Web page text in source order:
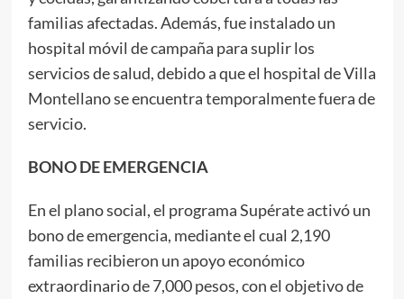
familias afectadas. Además, fue instalado un
hospital móvil de campaña para suplir los
servicios de salud, debido a que el hospital de Villa
Montellano se encuentra temporalmente fuera de
servicio.
BONO DE EMERGENCIA
En el plano social, el programa Supérate activó un
bono de emergencia, mediante el cual 2,190
familias recibieron un apoyo económico
extraordinario de 7,000 pesos, con el objetivo de